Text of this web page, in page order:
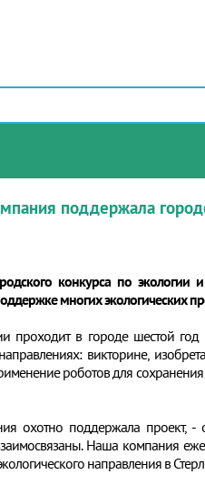
поддержала
конкурса по
многих экологических
проходит в городе шестой
викторине,
роботов для
охотно поддержала проект, -
Наша компания
направления в